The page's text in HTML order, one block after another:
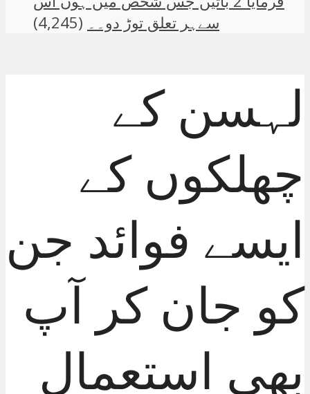
سےہر تعلق توڑ دو۔۔ (4,245)
لہسن کے
چھلکوں کے
ایسے فوائد جن
کو جان کر آپ
بھی استعمال